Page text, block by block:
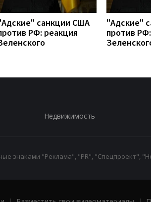
санкции США
РФ: реакция
"Адские"
против
Недвижимость
знаками "Реклама", "PR", "Спецпроект",